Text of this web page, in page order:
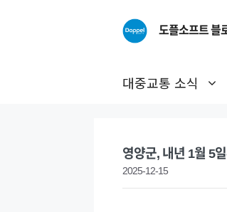
도플소프트 블
대중교통 소식
영양군, 내년 1월 5
2025-12-15